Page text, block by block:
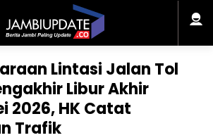
Lintasi Jalan Tol
Libur Akhir
2026, HK Catat
Trafik